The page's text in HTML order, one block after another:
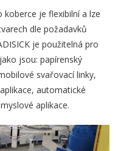
koberce je flexibilní a lze
dle požadavků
je použitelná pro
jsou: papírenský
svařovací linky,
automatické
aplikace.